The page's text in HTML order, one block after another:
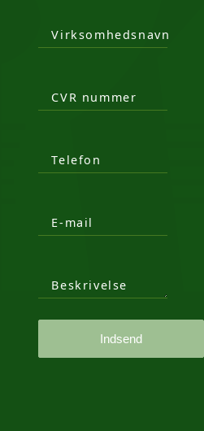
Virksomhedsnavn
CVR nummer
Telefon
E-mail
Beskrivelse
Indsend